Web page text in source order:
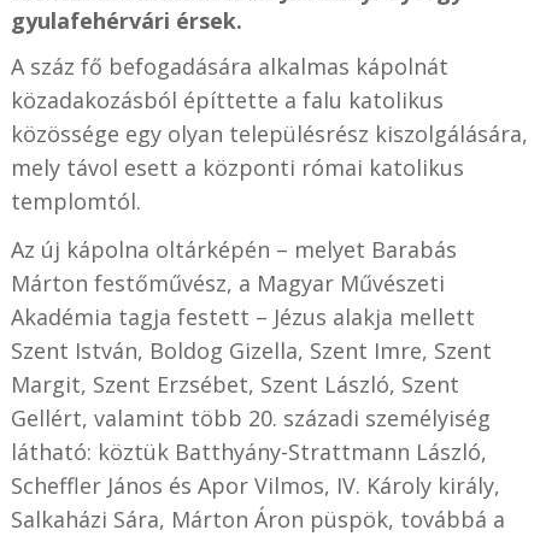
gyulafehérvári érsek.
A száz fő befogadására alkalmas kápolnát
közadakozásból építtette a falu katolikus
közössége egy olyan településrész kiszolgálására,
mely távol esett a központi római katolikus
templomtól.
Az új kápolna oltárképén – melyet Barabás
Márton festőművész, a Magyar Művészeti
Akadémia tagja festett – Jézus alakja mellett
Szent István, Boldog Gizella, Szent Imre, Szent
Margit, Szent Erzsébet, Szent László, Szent
Gellért, valamint több 20. századi személyiség
látható: köztük Batthyány-Strattmann László,
Scheffler János és Apor Vilmos, IV. Károly király,
Salkaházi Sára, Márton Áron püspök, továbbá a